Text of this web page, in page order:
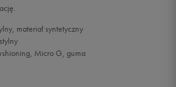
Powiadom o dostępności
Powiadom o dostępności
materiał syntetyczny
Micro G, guma